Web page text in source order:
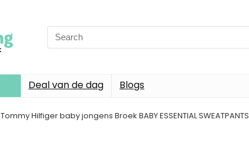
Search
for:
Deal van de dag Blogs
Tommy Hilfiger baby jongens Broek BABY ESSENTIAL SWEATPANTS